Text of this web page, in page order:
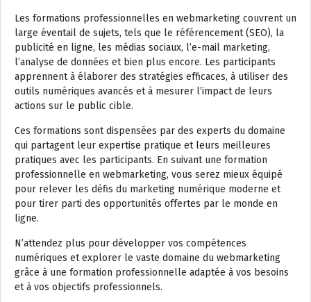
Les formations professionnelles en webmarketing couvrent un
large éventail de sujets, tels que le référencement (SEO), la
publicité en ligne, les médias sociaux, l’e-mail marketing,
l’analyse de données et bien plus encore. Les participants
apprennent à élaborer des stratégies efficaces, à utiliser des
outils numériques avancés et à mesurer l’impact de leurs
actions sur le public cible.
Ces formations sont dispensées par des experts du domaine
qui partagent leur expertise pratique et leurs meilleures
pratiques avec les participants. En suivant une formation
professionnelle en webmarketing, vous serez mieux équipé
pour relever les défis du marketing numérique moderne et
pour tirer parti des opportunités offertes par le monde en
ligne.
N’attendez plus pour développer vos compétences
numériques et explorer le vaste domaine du webmarketing
grâce à une formation professionnelle adaptée à vos besoins
et à vos objectifs professionnels.